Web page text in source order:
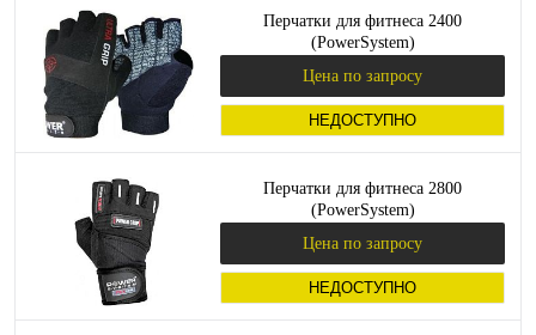
Перчатки для фитнеса 2400
(PowerSystem)
Цена по запросу
НЕДОСТУПНО
Перчатки для фитнеса 2800
(PowerSystem)
Цена по запросу
НЕДОСТУПНО